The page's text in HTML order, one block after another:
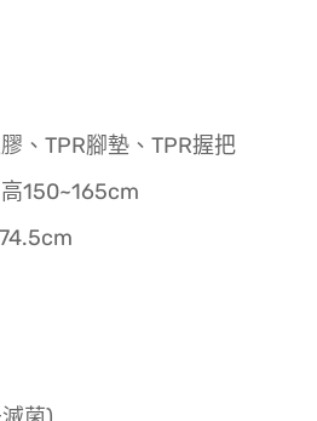
、TPR腳墊、TPR握把
150~165cm